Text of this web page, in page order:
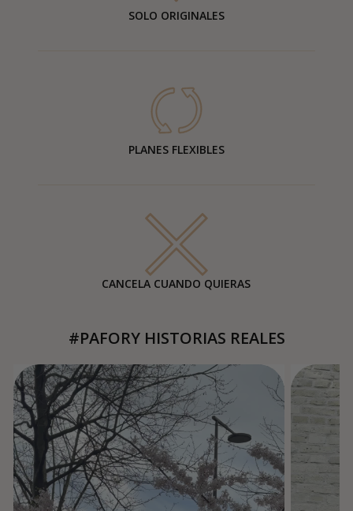
SOLO ORIGINALES
PLANES FLEXIBLES
CANCELA CUANDO QUIERAS
#PAFORY HISTORIAS REALES